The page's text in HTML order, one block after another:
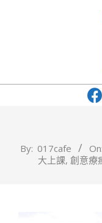
017
你
By: 017cafe On:
大上課, 創意療